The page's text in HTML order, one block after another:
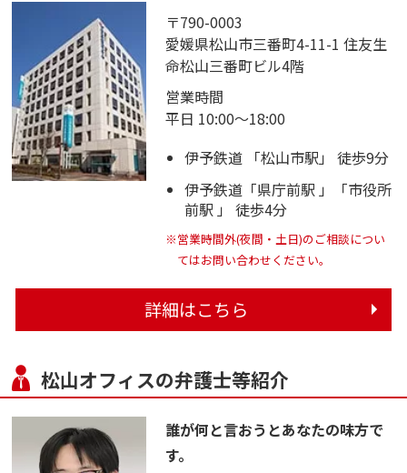
〒790-0003
愛媛県松山市三番町4-11-1 住友生
命松山三番町ビル4階
営業時間
平日 10:00～18:00
伊予鉄道 「松山市駅」 徒歩9分
伊予鉄道「県庁前駅 」「市役所
前駅 」 徒歩4分
※営業時間外(夜間・土日)のご相談につい
てはお問い合わせください。
詳細はこちら
松山オフィスの弁護士等紹介
誰が何と言おうとあなたの味方で
す。